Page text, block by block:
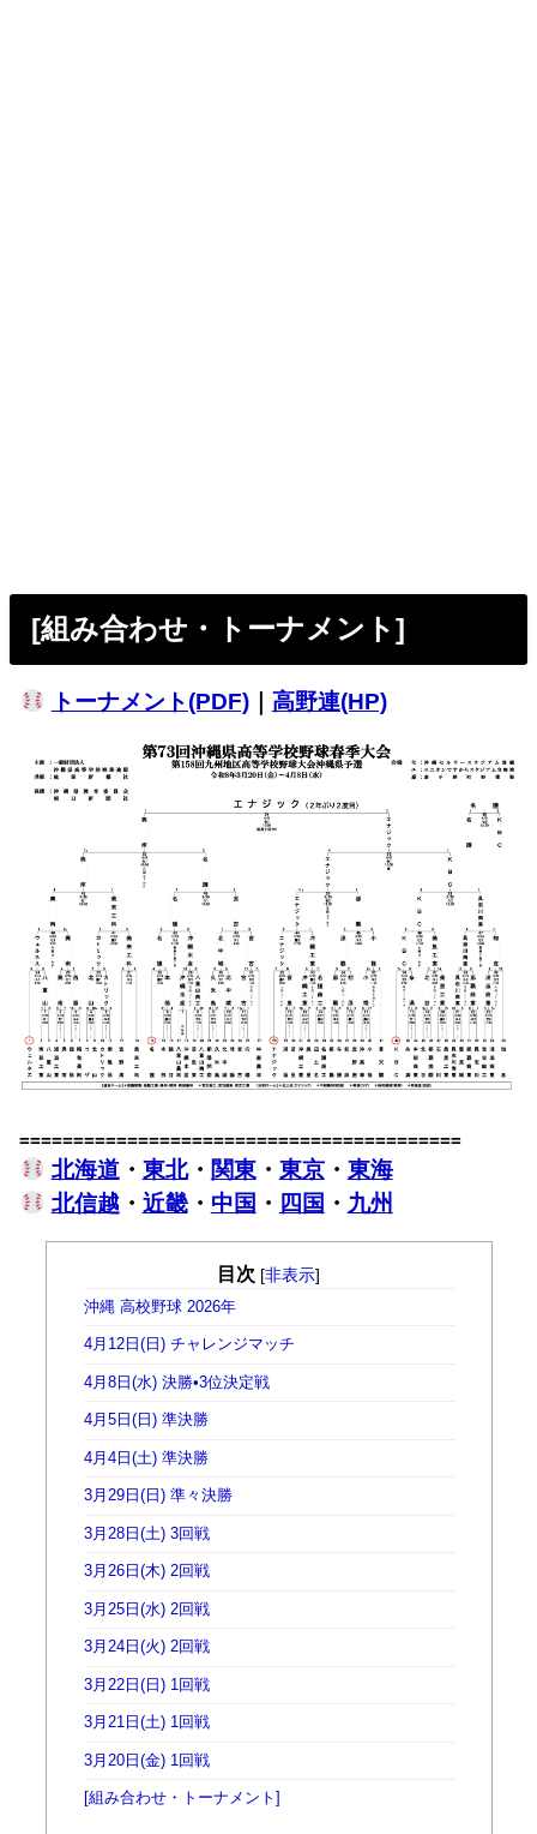
[組み合わせ・トーナメント]
トーナメント(PDF)｜ 高野連(HP)
=========================================
北海道・ 東北・ 関東・ 東京・ 東海
北信越・ 近畿・ 中国 ・ 四国 ・ 九州
目次 [非表示]
沖縄 高校野球 2026年
4月12日(日) チャレンジマッチ
4月8日(水) 決勝•3位決定戦
4月5日(日) 準決勝
4月4日(土) 準決勝
3月29日(日) 準々決勝
3月28日(土) 3回戦
3月26日(木) 2回戦
3月25日(水) 2回戦
3月24日(火) 2回戦
3月22日(日) 1回戦
3月21日(土) 1回戦
3月20日(金) 1回戦
[組み合わせ・トーナメント]